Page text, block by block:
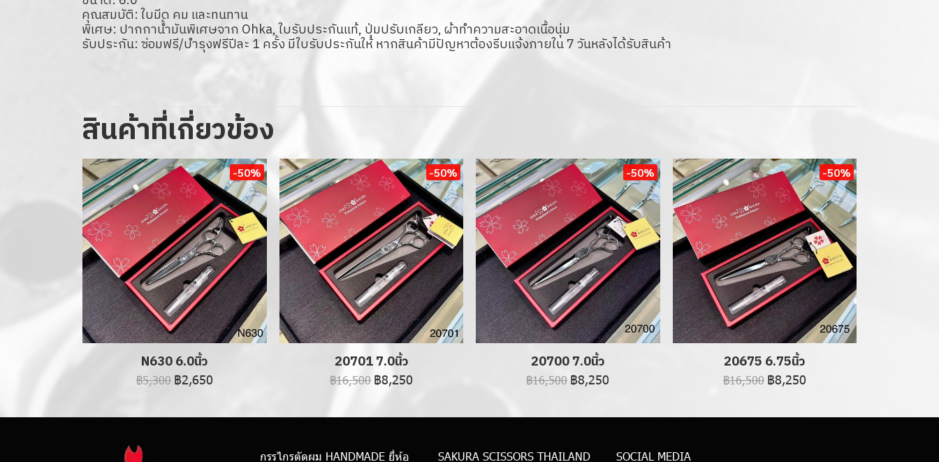
คุณสมบัติ: ใบมีด คม และทนทาน
พิเศษ: ปากกาน้ำมันพิเศษจาก Ohka, ใบรับประกันแท้, ปุ่มปรับเกลียว, ผ้าทำความสะอาดเนื้อนุ่ม
รับประกัน: ซ่อมฟรี/บำรุงฟรีปีละ 1 ครั้ง มีใบรับประกันให้ หากสินค้ามีปัญหาต้องรีบแจ้งภายใน 7 วันหลังได้รับสินค้า
สินค้าที่เกี่ยวข้อง
-50%
N630 6.0นิ้ว
฿5,300 ฿2,650
-50%
20701 7.0นิ้ว
฿16,500 ฿8,250
-50%
20700 7.0นิ้ว
฿16,500 ฿8,250
-50%
20675 6.75นิ้ว
฿16,500 ฿8,250
กรรไกรตัดผม HANDMADE ยี่ห้อ SAKURA SCISSORS THAILAND SOCIAL MEDIA